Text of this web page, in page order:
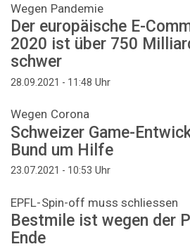
Wegen Pandemie
Der europäische E-
2020 ist über 750
schwer
28.09.2021 - 11:48 Uhr
Wegen Corona
Schweizer Game-
Bund um Hilfe
23.07.2021 - 10:53 Uhr
EPFL-Spin-off muss schliessen
Bestmile ist wegen der
Ende